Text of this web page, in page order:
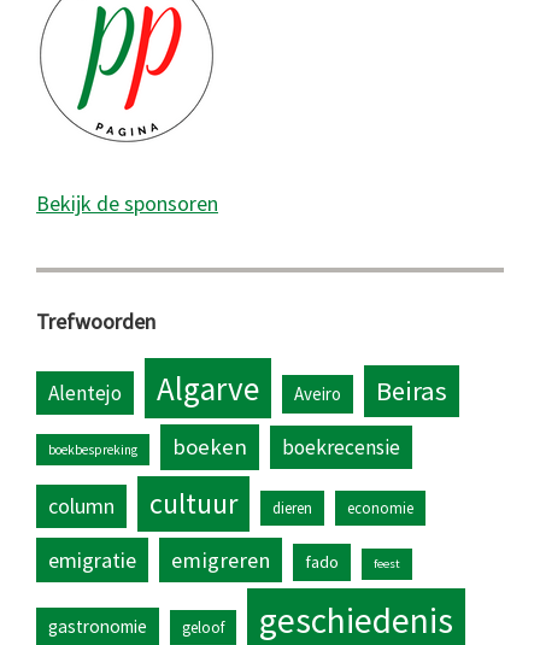
Bekijk de sponsoren
Trefwoorden
Alentejo Algarve Aveiro Beiras
boekbespreking boeken boekrecensie
column cultuur dieren economie
emigratie emigreren fado feest
gastronomie geloof geschiedenis